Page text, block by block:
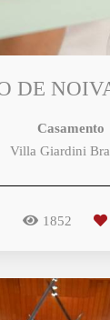
DE
Casamento
Villa Giardini
1852